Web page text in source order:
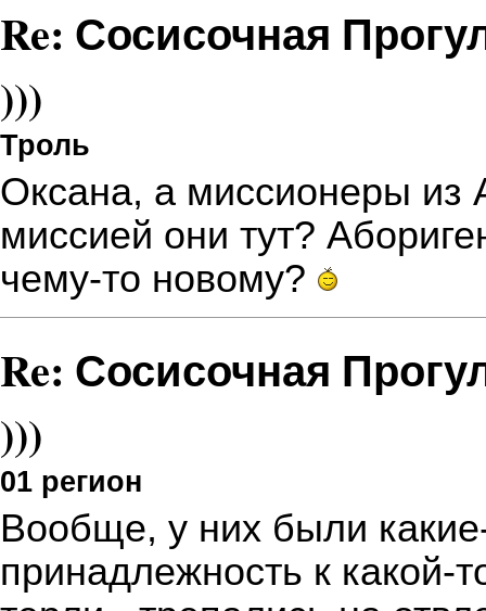
Re: Сосисочная
)))
Троль
Оксана, а миссионеры из
миссией они тут?
чему-то новому?
Re: Сосисочная
)))
01 регион
Вообще, у них были
принадлежность к какой-